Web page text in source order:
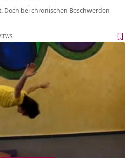
Doch bei chronischen Beschwerden